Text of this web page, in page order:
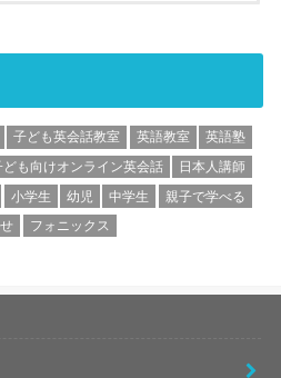
子ども英会話教室 英語教室
英語塾
ども向けオンライン英会話
日本人講師
小学生 幼児 中学生
親子で学べる
フォニックス